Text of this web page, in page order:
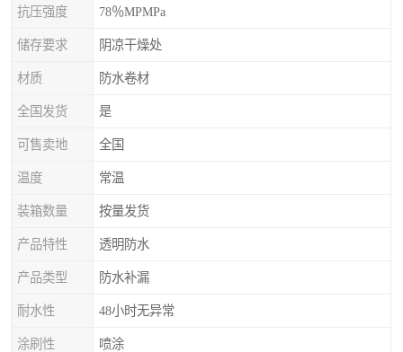
抗压强度 78％MPMPa
储存要求 阴凉干燥处
材质 防水卷材
全国发货 是
可售卖地 全国
温度 常温
装箱数量 按量发货
产品特性 透明防水
产品类型 防水补漏
耐水性 48小时无异常
涂刷性 喷涂